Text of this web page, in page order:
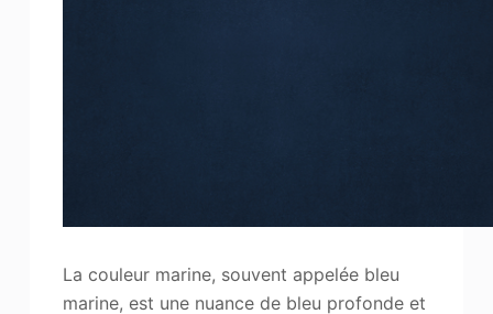
La couleur marine, souvent appelée bleu
marine, est une nuance de bleu profonde et